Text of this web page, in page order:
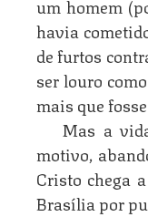
havia
de furtos
ser louro
mais que
Mas a
motivo,
Cristo chega
Brasília por